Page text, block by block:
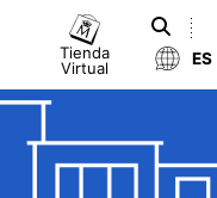
Tienda
Virtual
ES